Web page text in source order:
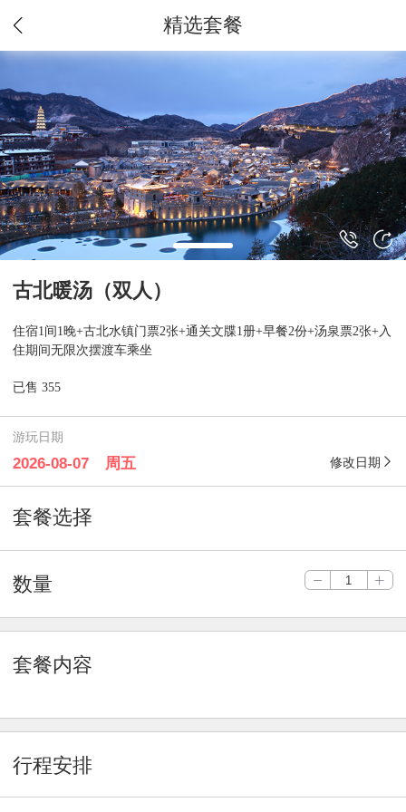
精选套餐
古北暖汤（双人）
住宿1间1晚+古北水镇门票2张+通关文牒1册+早餐2份+汤泉票2张+入
住期间无限次摆渡车乘坐
已售 355
游玩日期
周五 修改日期
套餐选择
数量
套餐内容
行程安排